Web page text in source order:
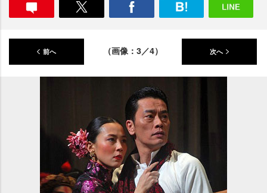
前へ （画像：3／4） 次へ